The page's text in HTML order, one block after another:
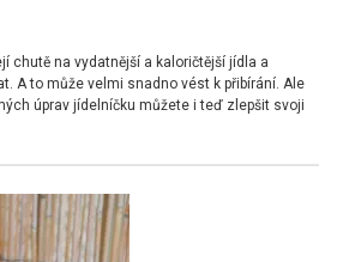
chutě na vydatnější a kaloričtější jídla a
A to může velmi snadno vést k přibírání. Ale
úprav jídelníčku můžete i teď zlepšit svoji